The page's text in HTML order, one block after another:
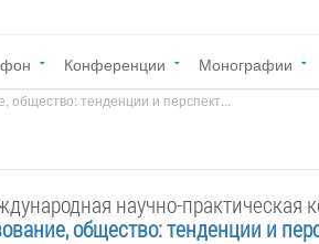
Конференции Монографии
общество: тенденции и перспект...
научно-практическая
общество: тенденции и